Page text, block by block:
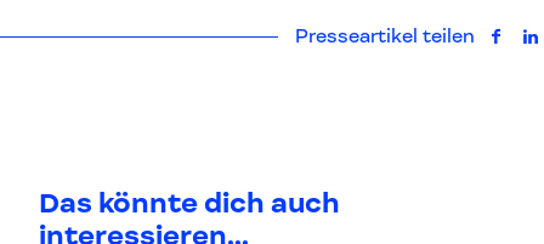
Presseartikel teilen auf
Das könnte dich auch
interessieren...